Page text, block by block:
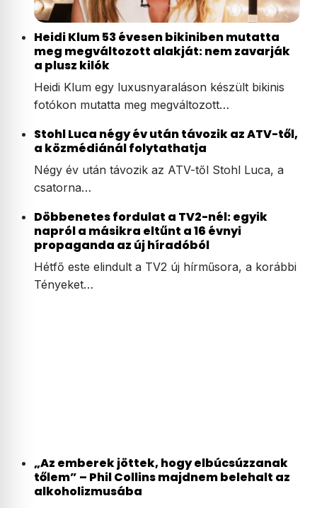
Heidi Klum 53 évesen bikiniben mutatta
meg megváltozott alakját: nem zavarják
a plusz kilók
Heidi Klum egy luxusnyaraláson készült bikinis
fotókon mutatta meg megváltozott…
Stohl Luca négy év után távozik az ATV-től,
a közmédiánál folytathatja
Négy év után távozik az ATV-től Stohl Luca, a
csatorna…
Döbbenetes fordulat a TV2-nél: egyik
napról a másikra eltűnt a 16 évnyi
propaganda az új híradóból
Hétfő este elindult a TV2 új hírműsora, a korábbi
Tényeket…
„Az emberek jöttek, hogy elbúcsúzzanak
tőlem” – Phil Collins majdnem belehalt az
alkoholizmusába